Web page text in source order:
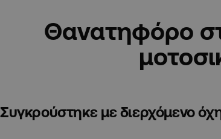
Θανατηφόρο
Συγκρούστηκε με διερχόμενο